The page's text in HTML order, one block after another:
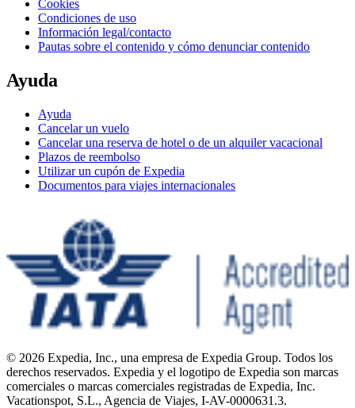
Cookies
Condiciones de uso
Información legal/contacto
Pautas sobre el contenido y cómo denunciar contenido
Ayuda
Ayuda
Cancelar un vuelo
Cancelar una reserva de hotel o de un alquiler vacacional
Plazos de reembolso
Utilizar un cupón de Expedia
Documentos para viajes internacionales
© 2026 Expedia, Inc., una empresa de Expedia Group. Todos los
derechos reservados. Expedia y el logotipo de Expedia son marcas
comerciales o marcas comerciales registradas de Expedia, Inc.
Vacationspot, S.L., Agencia de Viajes, I-AV-0000631.3.